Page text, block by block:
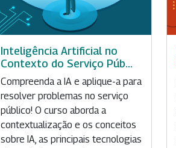
Inteligência Artificial no
Contexto do Serviço Púb...
Compreenda a IA e aplique-a para
resolver problemas no serviço
público! O curso aborda a
contextualização e os conceitos
sobre IA, as principais tecnologias